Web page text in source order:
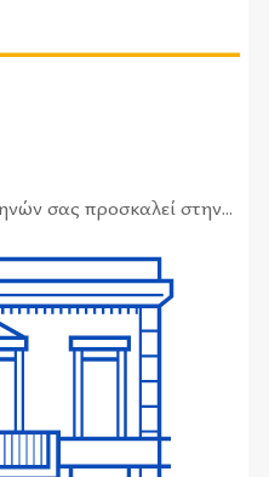
σας προ­σκα­λεί στην...